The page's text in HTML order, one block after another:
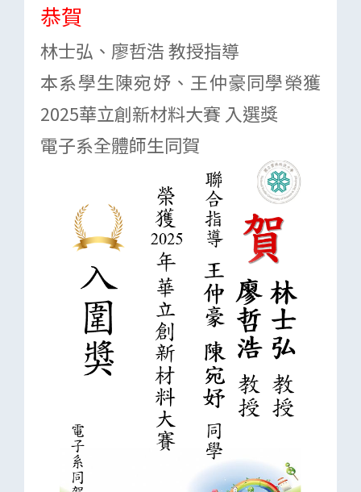
恭賀
林士弘、廖哲浩 教授指導
本系學生陳宛妤、 王仲豪同學榮獲
2025華立創新材料大賽 入選獎
電子系全體師生同賀